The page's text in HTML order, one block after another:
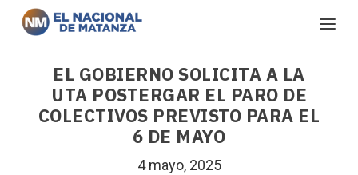
EL GOBIERNO SOLICITA A LA
UTA POSTERGAR EL PARO DE
COLECTIVOS PREVISTO PARA EL
6 DE MAYO
4 mayo, 2025